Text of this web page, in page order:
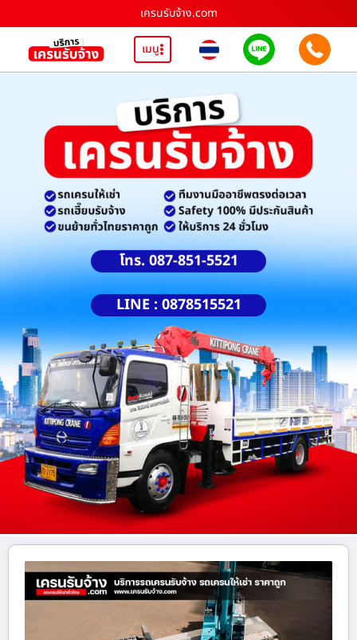
เครนรับจ้าง.com
เมนู
โทร. 087-851-5521
LINE : 0878515521